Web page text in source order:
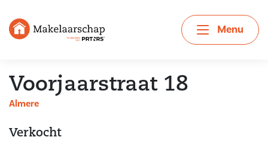
Menu
Voorjaarstraat 18
Almere
Verkocht